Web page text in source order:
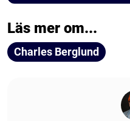
Läs mer om...
Charles Berglund